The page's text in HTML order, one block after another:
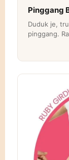
Pinggang
Duduk je,
pinggang.